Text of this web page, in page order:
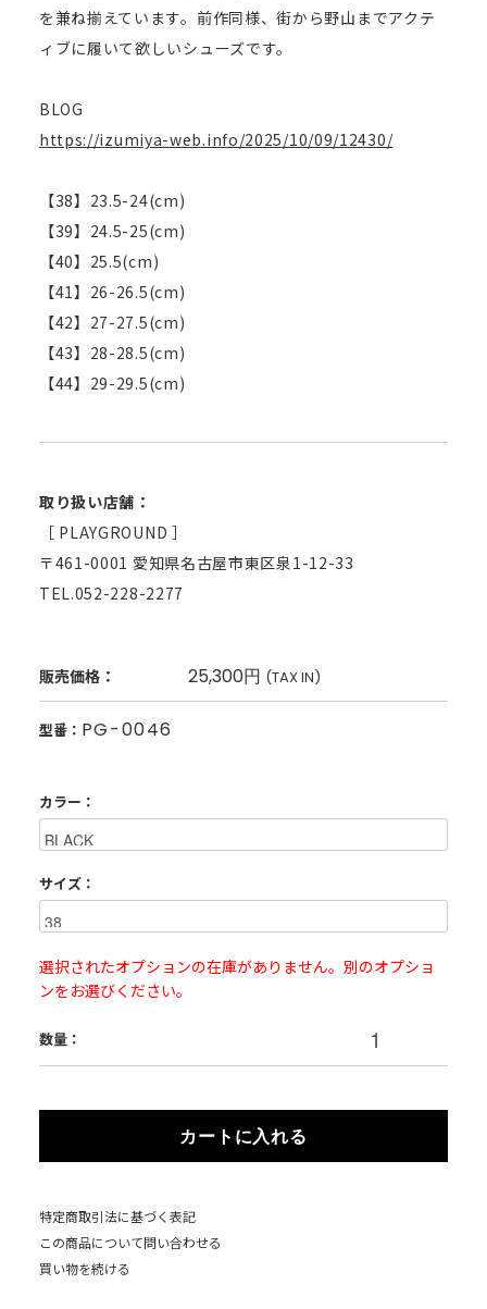
を兼ね揃えています。前作同様、街から野山までアクテ
ィブに履いて欲しいシューズです。
BLOG
https://izumiya-web.info/2025/10/09/12430/
【38】23.5-24(cm)
【39】24.5-25(cm)
【40】25.5(cm)
【41】26-26.5(cm)
【42】27-27.5(cm)
【43】28-28.5(cm)
【44】29-29.5(cm)
取り扱い店舗：
［ PLAYGROUND ］
〒461-0001 愛知県名古屋市東区泉1-12-33
TEL.052-228-2277
販売価格： 25,300円 (TAX IN)
型番： PG-0046
カラー：
サイズ：
選択されたオプションの在庫がありません。別のオプショ
ンをお選びください。
数量：
カートに入れる
特定商取引法に基づく表記
この商品について問い合わせる
買い物を続ける